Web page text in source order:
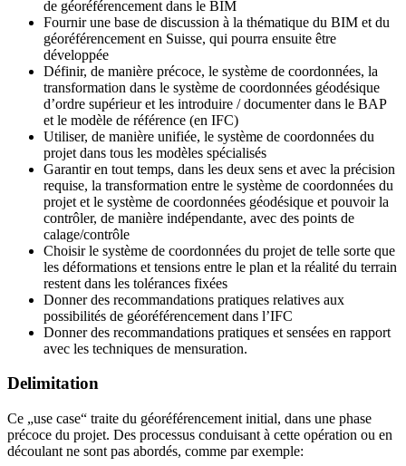
de géoréférencement dans le BIM
Fournir une base de discussion à la thématique du BIM et du
géoréférencement en Suisse, qui pourra ensuite être
développée
Définir, de manière précoce, le système de coordonnées, la
transformation dans le système de coordonnées géodésique
d’ordre supérieur et les introduire / documenter dans le BAP
et le modèle de référence (en IFC)
Utiliser, de manière unifiée, le système de coordonnées du
projet dans tous les modèles spécialisés
Garantir en tout temps, dans les deux sens et avec la précision
requise, la transformation entre le système de coordonnées du
projet et le système de coordonnées géodésique et pouvoir la
contrôler, de manière indépendante, avec des points de
calage/contrôle
Choisir le système de coordonnées du projet de telle sorte que
les déformations et tensions entre le plan et la réalité du terrain
restent dans les tolérances fixées
Donner des recommandations pratiques relatives aux
possibilités de géoréférencement dans l’IFC
Donner des recommandations pratiques et sensées en rapport
avec les techniques de mensuration.
Delimitation
Ce „use case“ traite du géoréférencement initial, dans une phase
précoce du projet. Des processus conduisant à cette opération ou en
découlant ne sont pas abordés, comme par exemple: